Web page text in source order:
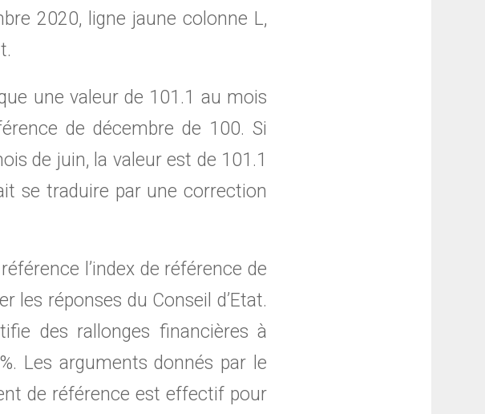
2020, ligne jaune colonne L,
une valeur de 101.1 au mois
de décembre de 100. Si
de juin, la valeur est de 101.1
se traduire par une correction
l’index de référence de
les réponses du Conseil d’Etat.
des rallonges financières à
Les arguments donnés par le
de référence est effectif pour